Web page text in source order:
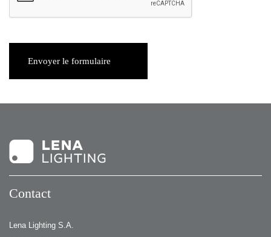
Envoyer le formulaire
Contact
Lena Lighting S.A.